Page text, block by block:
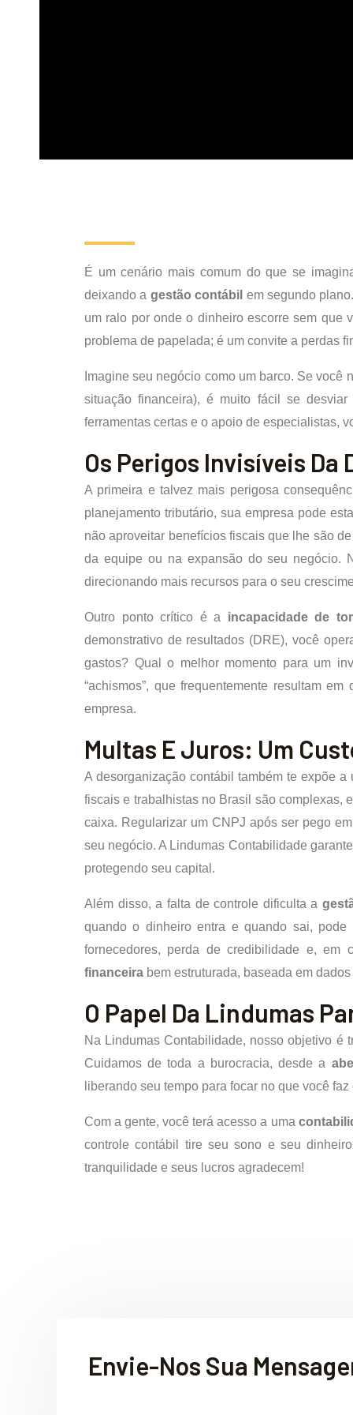
É um cenário mais comum do que se
deixando a gestão contábil em segundo
um ralo por onde o dinheiro escorre sem que
problema de papelada; é um convite a perdas
Imagine seu negócio como um barco. Se
situação financeira), é muito fácil se
ferramentas certas e o apoio de especialistas,
Os Perigos Invisíveis
A primeira e talvez mais perigosa
planejamento tributário, sua empresa pode
não aproveitar benefícios fiscais que lhe são
da equipe ou na expansão do seu negócio.
direcionando mais recursos para o seu
Outro ponto crítico é a incapacidade de
demonstrativo de resultados (DRE), você
gastos? Qual o melhor momento para um
“achismos”, que frequentemente resultam
empresa.
Multas E Juros: Um
A desorganização contábil também te expõe a
fiscais e trabalhistas no Brasil são complexas,
caixa. Regularizar um CNPJ após ser pego
seu negócio. A Lindumas Contabilidade
protegendo seu capital.
Além disso, a falta de controle dificulta a
quando o dinheiro entra e quando sai,
fornecedores, perda de credibilidade e, em
financeira bem estruturada, baseada em
O Papel Da Lindumas
Na Lindumas Contabilidade, nosso objetivo é
Cuidamos de toda a burocracia, desde a
liberando seu tempo para focar no que você faz
Com a gente, você terá acesso a uma
controle contábil tire seu sono e seu
tranquilidade e seus lucros agradecem!
Envie-Nos Sua